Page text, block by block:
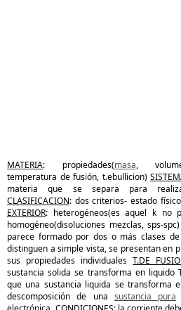
MATERIA: propiedades(masa,
temperatura de fusión, t.ebullicion)
materia que se separa para
CLASIFICACION: dos criterios- estado
EXTERIOR: heterogéneos(es aquel k no
homogéneo(disoluciones mezclas, sps-spc)
parece formado por dos o más clases
distinguen a simple vista, se presentan en
sus propiedades individualesT.DE
sustancia solida se transforma en liquido
que una sustancia liquida se transforma
descomposición de una sustancia pura